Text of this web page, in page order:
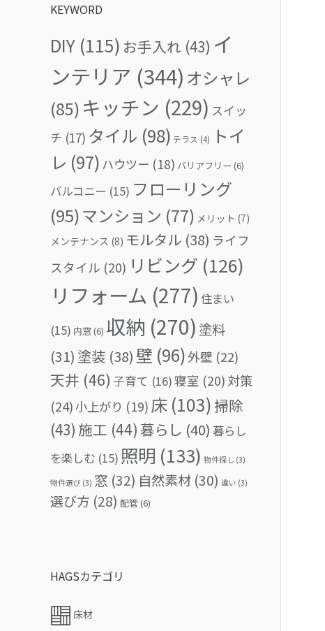
KEYWORD
DIY (115) お手入れ (43) イ
ンテリア (344) オシャレ
(85) キッチン (229) スイッ
チ (17) タイル (98) テラス (4)
トイ
レ (97) ハウツー (18) バリアフリー (6)
バルコニー (15) フローリング
(95)マンション (77) メリット (7)
メンテナンス (8) モルタル (38) ライフ
スタイル (20) リビング (126)
リフォーム (277) 住まい
(15) 内窓(6) 収納 (270) 塗料
(31) 塗装 (38) 壁 (96)外壁 (22)
天井 (46) 子育て (16)寝室 (20) 対策
(24)小上がり (19) 床 (103)掃除
(43) 施工 (44) 暮らし (40) 暮らし
を楽しむ (15) 照明 (133) 物件探し (3)
物件選び (3) 窓 (32) 自然素材 (30) 違い (3)
選び方 (28) 配管(6)
HAGSカテゴリ
床材